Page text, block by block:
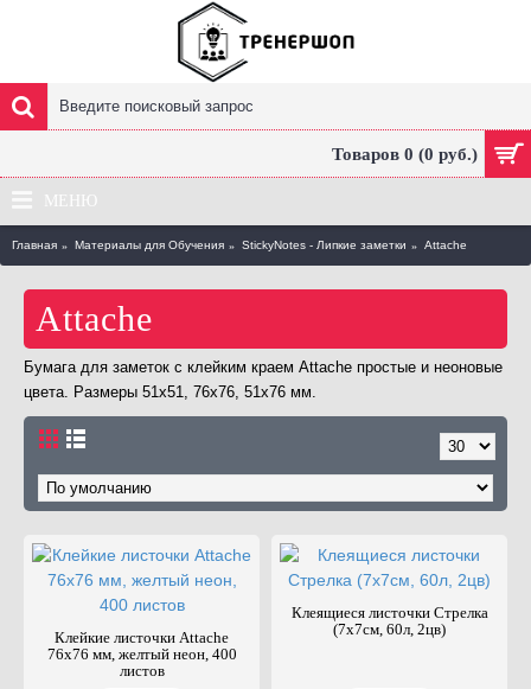
Товаров 0 (0 руб.)
МЕНЮ
Главная Материалы для Обучения StickyNotes - Липкие заметки Attache
Attache
Бумага для заметок с клейким краем Attache простые и неоновые
цвета. Размеры 51х51, 76х76, 51х76 мм.
Клейкие листочки Attache
76х76 мм, желтый неон, 400
листов
Клеящиеся листочки Стрелка
(7х7см, 60л, 2цв)